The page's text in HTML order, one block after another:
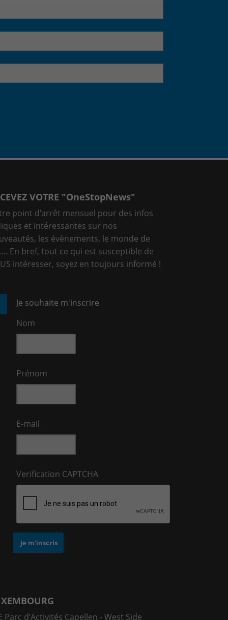
VOTRE "OneStopNews"
point d’arrêt mensuel pour des infos
et intéressantes sur nos
les évènements, le monde de
En bref, tout ce qui est susceptible de
intéresser, soyez en toujours informé !
Je souhaite m'inscrire
Nom
Prénom
E-mail
Verification CAPTCHA
Parc d’Activités Capellen - West Side